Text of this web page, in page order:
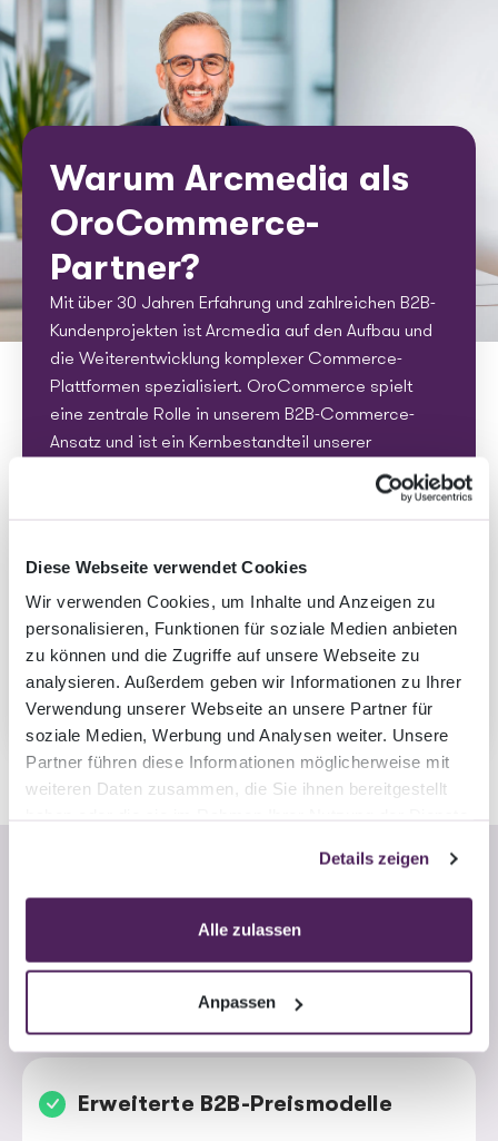
Diese Webseite verwendet Cookies
Wir verwenden Cookies, um Inhalte und Anzeigen zu
personalisieren, Funktionen für soziale Medien anbieten
zu können und die Zugriffe auf unsere Webseite zu
analysieren. Außerdem geben wir Informationen zu Ihrer
Verwendung unserer Webseite an unsere Partner für
soziale Medien, Werbung und Analysen weiter. Unsere
Partner führen diese Informationen möglicherweise mit
weiteren Daten zusammen, die Sie ihnen bereitgestellt
Details zeigen
Alle zulassen
Anpassen
Warum Arcmedia als
OroCommerce-
Partner?
Mit über 30 Jahren Erfahrung und zahlreichen B2B-
Kundenprojekten ist Arcmedia auf den Aufbau und
die Weiterentwicklung komplexer Commerce-
Plattformen spezialisiert. OroCommerce spielt
eine zentrale Rolle in unserem B2B-Commerce-
Ansatz und ist ein Kernbestandteil unserer
integrationsgetriebenen digitalen Projekte.
zuverlässigen ERP- und PIM-Integrationen und
stabilen Grundlagen zu schaffen, die langfristiges
Geschäftswachstum unterstützen.
Kontaktieren Sie uns
Was OroCommerce
ermöglicht
Erweiterte B2B-Preismodelle